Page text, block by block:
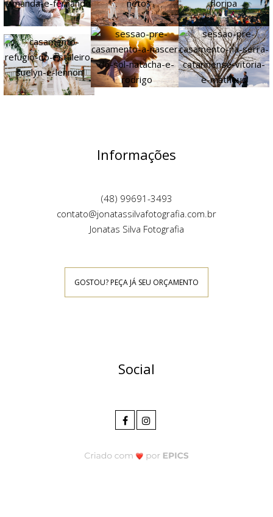
Informações
(48) 99691-3493
contato@jonatassilvafotografia.com.br
Jonatas Silva Fotografia
GOSTOU? PEÇA JÁ SEU ORÇAMENTO
Social